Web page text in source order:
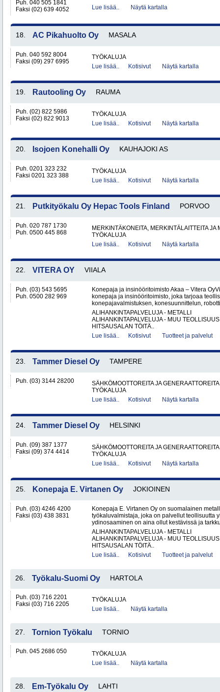
Puh. 040 505 1841
Faksi (02) 639 4052
Lue lisää..
Näytä kartalla
18. AC Pikahuolto Oy MASALA
Puh. 040 592 8004
Faksi (09) 297 6995
TYÖKALUJA
Lue lisää..
Kotisivut Näytä kartalla
19. Rautooling Oy RAUMA
Puh. (02) 822 5986
Faksi (02) 822 9013
TYÖKALUJA
Lue lisää..
Kotisivut Näytä kartalla
20. Isojoen Konehalli Oy KAUHAJOKI AS
Puh. 0201 323 232
Faksi 0201 323 388
TYÖKALUJA
Lue lisää..
Kotisivut Näytä kartalla
21. Putkityökalu Oy Hepac Tools Finland PORVOO
Puh. 020 787 1730
Puh. 0500 445 868
MERKINTÄKONEITA, MERKINTÄLAITTEITA JA
TYÖKALUJA
Lue lisää..
Kotisivut Näytä kartalla
22. VITERA OY VIIALA
Puh. (03) 543 5695
Puh. 0500 282 969
Konepaja ja insinööritoimisto Akaa – Vitera
konepaja ja insinööritoimisto, joka tarjoaa
konepajavalmistuksen, konesuunnittelun,
ALIHANKINTAPALVELUJA - METALLI
ALIHANKINTAPALVELUJA - MUU TEOLLISUUS
HITSAUSALAN TÖITÄ..
Lue lisää..
Kotisivut Tuotteet ja palvelut
23. Tammer Diesel Oy TAMPERE
Puh. (03) 3144 28200
SÄHKÖMOOTTOREITA JA GENERAATTOREITA
TYÖKALUJA
Lue lisää..
Kotisivut Näytä kartalla
24. Tammer Diesel Oy HELSINKI
Puh. (09) 387 1377
Faksi (09) 374 4414
SÄHKÖMOOTTOREITA JA GENERAATTOREITA
TYÖKALUJA
Lue lisää..
Kotisivut Näytä kartalla
25. Konepaja E. Virtanen Oy JOKIOINEN
Puh. (03) 4246 4200
Faksi (03) 438 3831
Konepaja E. Virtanen Oy on suomalainen
työkaluvalmistaja, joka on palvellut teollisuutta
ydinosaaminen on aina ollut kestävissä ja
ALIHANKINTAPALVELUJA - METALLI
ALIHANKINTAPALVELUJA - MUU TEOLLISUUS
HITSAUSALAN TÖITÄ..
Lue lisää..
Kotisivut Tuotteet ja palvelut
26. Työkalu-Suomi Oy HARTOLA
Puh. (03) 716 2201
Faksi (03) 716 2205
TYÖKALUJA
Lue lisää..
Näytä kartalla
27. Tornion Työkalu TORNIO
Puh. 045 2686 050
TYÖKALUJA
Lue lisää..
Näytä kartalla
28. Em-Työkalu Oy LAHTI